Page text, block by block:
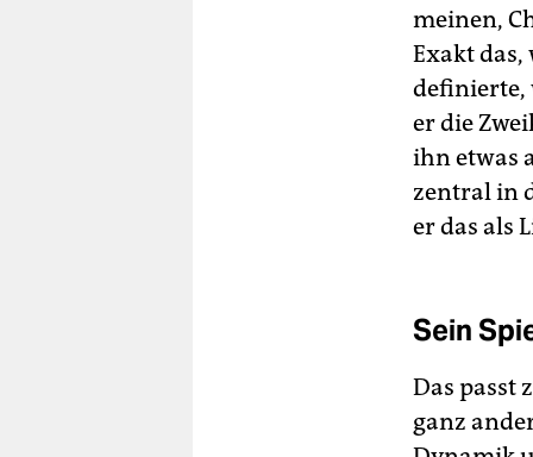
meinen,
Exakt
definierte,
er die
ihn etwas
zentral in
er das als
Sein
Das passt
ganz